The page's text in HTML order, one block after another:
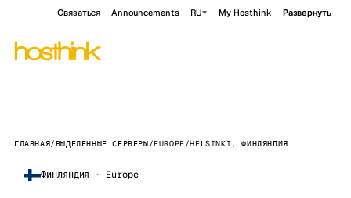
Связаться Announcements RU My Hosthink Развернуть
ГЛАВНАЯ/ВЫДЕЛЕННЫЕ СЕРВЕРЫ/EUROPE/HELSINKI, ФИНЛЯНДИЯ
Финляндия · Europe